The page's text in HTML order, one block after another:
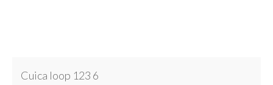
Cuica loop 123 6